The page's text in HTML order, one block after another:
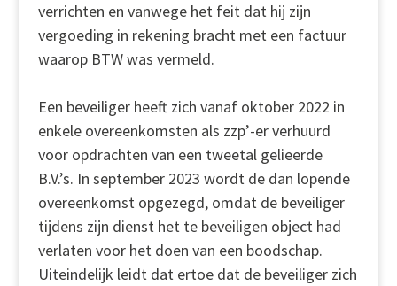
verrichten en vanwege het feit dat hij zijn
vergoeding in rekening bracht met een factuur
waarop BTW was vermeld.
Een beveiliger heeft zich vanaf oktober 2022 in
enkele overeenkomsten als zzp’-er verhuurd
voor opdrachten van een tweetal gelieerde
B.V.’s. In september 2023 wordt de dan lopende
overeenkomst opgezegd, omdat de beveiliger
tijdens zijn dienst het te beveiligen object had
verlaten voor het doen van een boodschap.
Uiteindelijk leidt dat ertoe dat de beveiliger zich